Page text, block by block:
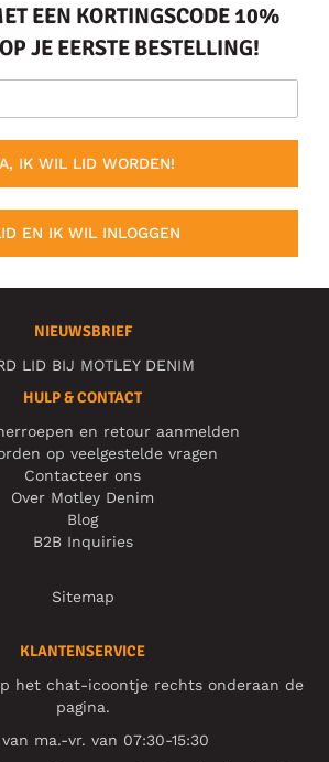
EEN KORTINGSCODE 10%
JE EERSTE BESTELLING!
IK WIL LID WORDEN!
EN IK WIL INLOGGEN
NIEUWSBRIEF
LID BIJ MOTLEY DENIM
HULP & CONTACT
en retour aanmelden
op veelgestelde vragen
Contacteer ons
Over Motley Denim
Blog
B2B Inquiries
Sitemap
KLANTENSERVICE
het chat-icoontje rechts onderaan de
pagina.
ma.-vr. van 07:30-15:30